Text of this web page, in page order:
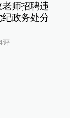
老师招聘违
纪政务处分
评